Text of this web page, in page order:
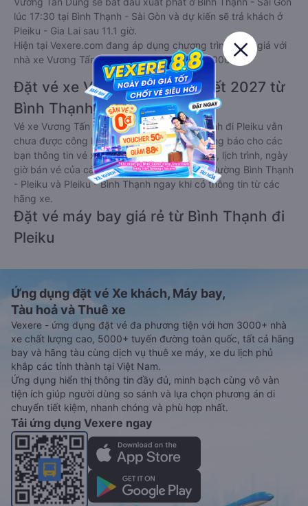
lúc 17:30 tại Bình Thạnh - Sài Gòn và dự kiến sẽ trả khách ở
Pleiku - Gia Lai sau 11.1 giờ.
Hiện tại Vexere.com đang áp dụng chương trình giảm giá với
nhà xe Vương Tấn Dũng với giá vé chỉ từ 390000 đ
Đặt vé xe Vương Tấn Dũng Tết 2027 từ
Bình Thạnh đi Pleiku
Vé xe Vương Tấn Dũng tết 2027 từ Bình Thạnh đi Pleiku vẫn
chưa được công bố. Vexere.com sẽ sớm thông báo cho các
bạn thông tin vé xe Tết 2027 bao gồm giá vé, lịch trình, ngày
giờ bán vé của các hãng xe khách đi tuyến đường Bình Thạnh
- Pleiku và Pleiku - Bình Thạnh ngay khi có thông tin từ các
hãng xe.
Đặt vé máy bay giá rẻ từ Bình Thạnh đi
Pleiku
Ứng dụng đặt vé Xe khách, Máy bay,
Tàu hoả và Thuê xe
Vexere - ứng dụng đặt vé đa phương tiện với hơn 3000+ nhà
xe chất lượng cao, 5000+ tuyến đường toàn quốc, tất cả hãng
bay và hãng tàu cùng dịch vụ thuê xe máy, xe du lịch phủ
khắp các tỉnh thành tại Việt Nam.
Ứng dụng hiển thị thông tin đầy đủ, minh bạch cùng vô vàn
tiện ích giúp người dùng so sánh và lựa chọn phương án di
chuyển tiết kiệm, nhanh chóng và phù hợp nhất.
Tải ứng dụng Vexere ngay